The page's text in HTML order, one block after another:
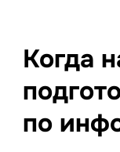
Когда
по